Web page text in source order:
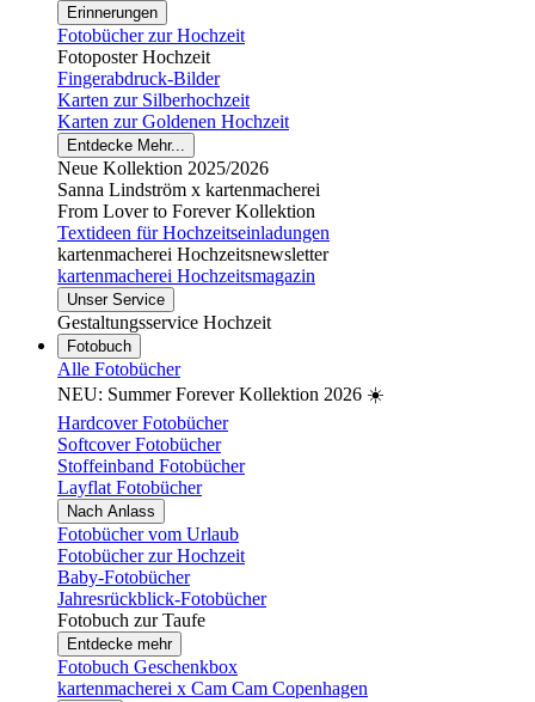
Erinnerungen
Fotobücher zur Hochzeit
Fotoposter Hochzeit
Fingerabdruck-Bilder
Karten zur Silberhochzeit
Karten zur Goldenen Hochzeit
Entdecke Mehr...
Neue Kollektion 2025/2026
Sanna Lindström x kartenmacherei
From Lover to Forever Kollektion
Textideen für Hochzeitseinladungen
kartenmacherei Hochzeitsnewsletter
kartenmacherei Hochzeitsmagazin
Unser Service
Gestaltungsservice Hochzeit
Fotobuch
Alle Fotobücher
NEU: Summer Forever Kollektion 2026 ☀️
Hardcover Fotobücher
Softcover Fotobücher
Stoffeinband Fotobücher
Layflat Fotobücher
Nach Anlass
Fotobücher vom Urlaub
Fotobücher zur Hochzeit
Baby-Fotobücher
Jahresrückblick-Fotobücher
Fotobuch zur Taufe
Entdecke mehr
Fotobuch Geschenkbox
kartenmacherei x Cam Cam Copenhagen